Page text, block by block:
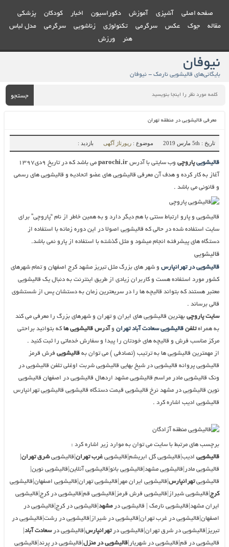
صفحه اصلی آشپزی آموزش دکوراسیون اخبار کودکان
پزشکی
مقاله
جوک عکس سرگرمی تکنولوژی زناشویی سرگرمی
مدل لباس
هنر
ورزش
نیوفان
بایگانی‌های قالیشویی نارمک - نیوفان
جستجو
معرفی قالیشویی در منطقه تهران
تاریخ : 5th مارس 2019 موضوع : رپورتاژ آگهی بازدید :
قالیشویی پاروچیوب سایتی با آدرس parochi.ir
می باشد که در تاریخ ۹دی۱۳۹۷
آغاز به کار کرده و هدف آن معرفی قالیشویی های عضو اتحادیه و قالیشویی های رسمی
و قانونی می باشد .
قالیشویی و پارو ارتباط سنتی با هم دیگر دارد و به همین خاطر از نام “پاروچی” برای
سایت استفاده شده در حالی که قالیشویی اصولا در این دوره زمانه با استفاده از
دستگاه های پیشرفته انجام میشود و مثل گذشته با استفاده از پارو نمی باشد.
قالیشویی
قالیشویی در تهرانپارسو شهر های بزرگ مثل تبریز مشهد کرج اصفهان و تمام شهرهای
کشور مورد استفاده هست و کاربران زیادی از طریق اینترنت به دنبال یک قالیشویی
معتبر هستند که بتواند قالیچه ها را در سریعترین زمان به دستشان پس از شستشوی
قالی برساند .
سایت پاروچیبهترین قالیشویی های ایران و تهران و شهرهای بزرگ را معرفی می کند
به همراهتلفن قالیشویی سعادت آباد تهرانو آدرس قالیشویی هاکه بتوانید براحتی
مرکز مناسب فرش و قالیچه های خودتان را پیدا و سفارش خدماتی را ثبت کنید .
از مهمترین قالیشویی ها به ترتیب (تصادفی ) می توان به قالیشویی فرش قرمز
قالیشویی پروانه قالیشویی در شیخ بهایی قالیشویی شربت اوغلی تلفن قالیشویی در
ونک قالیشویی مادر مراسم قالیشویی مشهد اردهال قالیشویی در اصفهان قالیشویی
نوین قالیشویی در مشهد نرخ قالیشویی قیمت دستگاه قالیشویی قالیشویی تهرانپارس
قالیشویی ادیب اشاره کرد .
برچسب های مرتبط با سایت می توان به موارد زیر اشاره کرد :
قالیشویی ادیب|قالیشویی گل ابریشم|قالیشویی غرب تهران|قالیشوییشرق تهران|
قالیشویی مادر|قالیشویی مشهد|قالیشویی بانو|قالیشویی آنلاین|قالیشویی نوین|
قالیشوییتهرانپارس|قالیشویی ایران مهر|قالیشویی تهران|قالیشویی اصفهان|قالیشویی
کرج|قالیشویی شیراز|قالیشویی فرش قرمز|قالیشویی قم|قالیشویی در کرج|قالیشویی
ایران مشهد|قالیشویی نارمک | قالیشویی درمشهد|قالیشویی در کرج|قالیشویی در
اصفهان|قالیشویی در غرب تهران|قالیشویی در شیراز|قالیشویی در رشت|قالیشویی در
تبریز|قالیشویی در شرق تهران|قالیشویی درتهرانپارس|قالیشویی درسعادت آباد|
قالیشویی در قم|قالیشویی در شهریار| قالیشویی در منزل|قالیشویی در پرند|قالیشویی